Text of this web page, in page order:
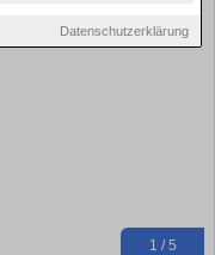
Datenschutzerklärung
1 / 5